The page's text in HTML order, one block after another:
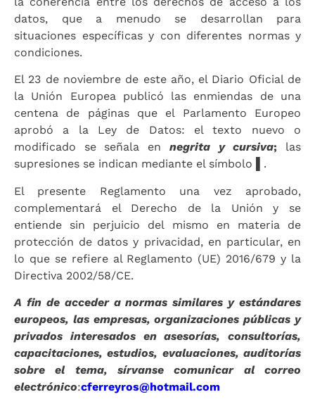
datos, que a menudo se desarrollan para
situaciones específicas y con diferentes normas y
condiciones.
El 23 de noviembre de este año, el Diario Oficial de
la Unión Europea publicó las enmiendas de una
centena de páginas que el Parlamento Europeo
aprobó a la Ley de Datos: el texto nuevo o
modificado se señala en negrita y cursiva; las
supresiones se indican mediante el símbolo ▌.
El presente Reglamento una vez aprobado,
complementará el Derecho de la Unión y se
entiende sin perjuicio del mismo en materia de
protección de datos y privacidad, en particular, en
lo que se refiere al Reglamento (UE) 2016/679 y la
Directiva 2002/58/CE.
A fin de acceder a normas similares y estándares
europeos, las empresas, organizaciones públicas y
privados interesados en asesorías, consultorías,
capacitaciones, estudios, evaluaciones, auditorías
sobre el tema, sírvanse comunicar al correo
electrónico:cferreyros@hotmail.com